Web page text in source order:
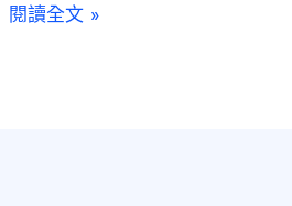
閱讀全文 »